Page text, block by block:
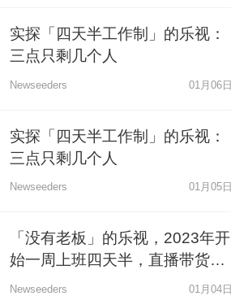
实探「四天半工作制」的乐视：
三点只剩几个人
Newseeders 01月06日
实探「四天半工作制」的乐视：
三点只剩几个人
Newseeders 01月05日
「没有老板」的乐视，2023年开
始一周上班四天半，直播带货仍
在继续
Newseeders 01月04日